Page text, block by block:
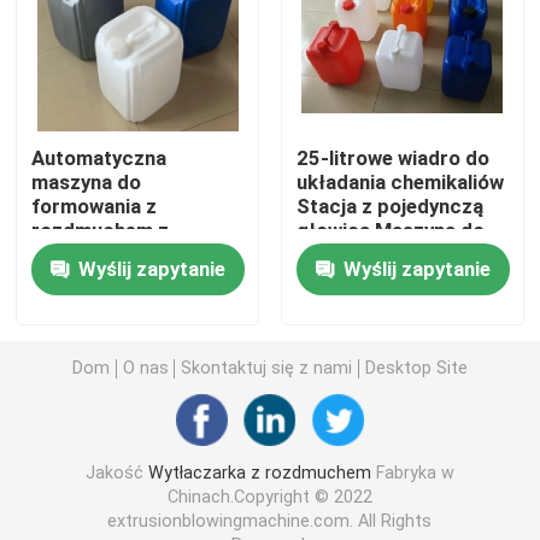
Ciągłe wytłaczanie z rozdmuchem
Akumulatorowa maszyna do rozdmuchiwania
Maszyna do formowania z rozdmuchem z podwójną
Plastikowa maszyna pomocnicza
Forma do rozdmuchiwania
W pełni elektryczna maszyna do rozdmuchiwania
Automatyczna
maszyna do
formowania z
rozdmuchem z
pojedynczą głowicą
do 25-litrowej butelki
chemicznej
Wyślij zapytanie
25-litrowe wiadro do
układania chemikaliów
Stacja z pojedynczą
głowicą Maszyna do
formowania z
rozdmuchem Wysoka
prędkość
Wyślij zapytanie
Dom O nas Skontaktuj się z nami Desktop Site
Jakość Wytłaczarka z rozdmuchem Fabryka w
Chinach.Copyright © 2022
extrusionblowingmachine.com. All Rights